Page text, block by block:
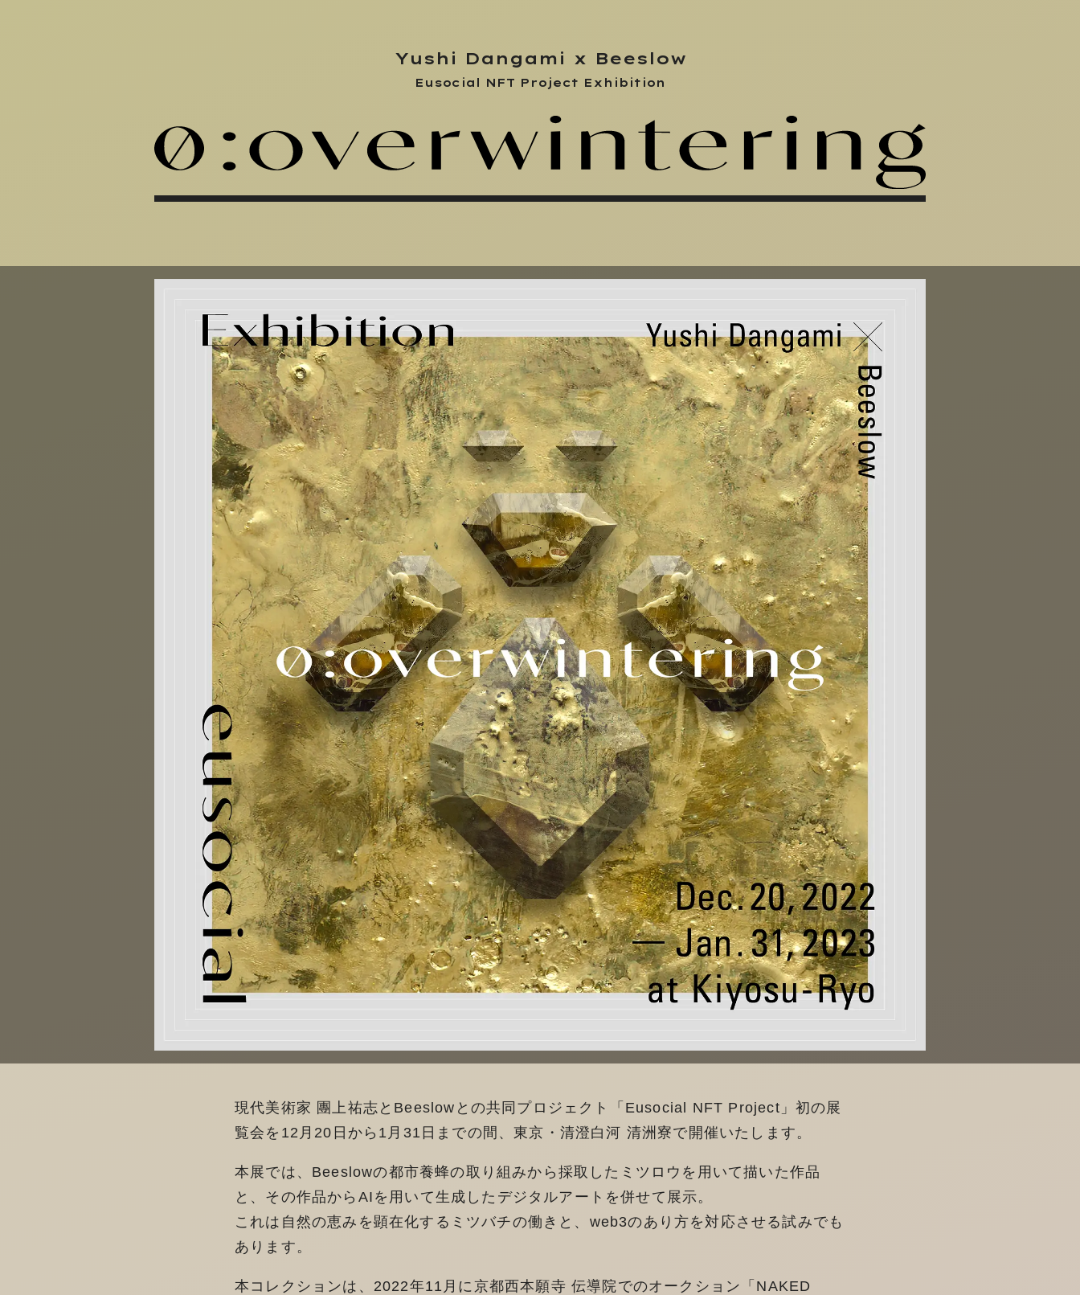
Yushi Dangami x Beeslow
Eusocial NFT Project Exhibition
現代美術家 團上祐志とBeeslowとの共同プロジェクト「Eusocial NFT Project」初の展
覧会を12月20日から1月31日までの間、東京・清澄白河 清洲寮で開催いたします。
本展では、Beeslowの都市養蜂の取り組みから採取したミツロウを用いて描いた作品
と、その作品からAIを用いて生成したデジタルアートを併せて展示。
これは自然の恵みを顕在化するミツバチの働きと、web3のあり方を対応させる試みでも
あります。
本コレクションは、2022年11月に京都西本願寺 伝導院でのオークション「NAKED